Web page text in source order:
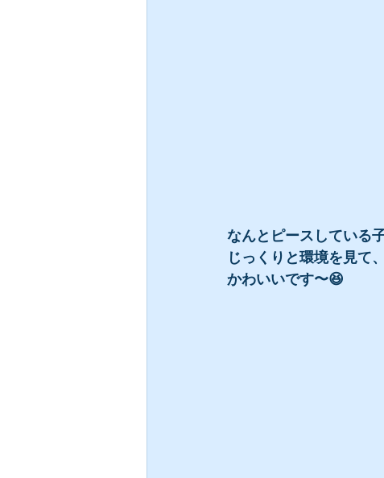
なんとピースしている
じっくりと環境を見て
かわいいです〜😆